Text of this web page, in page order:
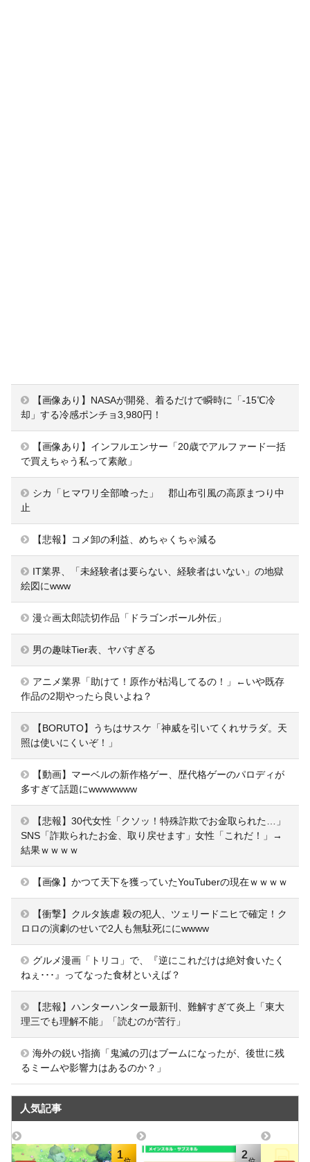
【画像あり】NASAが開発、着るだけで瞬時に「-15℃冷
却」する冷感ポンチョ3,980円！
【画像あり】インフルエンサー「20歳でアルファード一括
で買えちゃう私って素敵」
シカ「ヒマワリ全部喰った」 郡山布引風の高原まつり中
止
【悲報】コメ卸の利益、めちゃくちゃ減る
IT業界、「未経験者は要らない、経験者はいない」の地獄
絵図にwww
漫☆画太郎読切作品「ドラゴンボール外伝」
男の趣味Tier表、ヤバすぎる
アニメ業界「助けて！原作が枯渇してるの！」←いや既存
作品の2期やったら良いよね？
【BORUTO】うちはサスケ「神威を引いてくれサラダ。天
照は使いにくいぞ！」
【動画】マーベルの新作格ゲー、歴代格ゲーのパロディが
多すぎて話題にwwwwwww
【悲報】30代女性「クソッ！特殊詐欺でお金取られた…」
SNS「詐欺られたお金、取り戻せます」女性「これだ！」→
結果ｗｗｗｗ
【画像】かつて天下を獲っていたYouTuberの現在ｗｗｗｗ
【衝撃】クルタ族虐 殺の犯人、ツェリードニヒで確定！ク
ロロの演劇のせいで2人も無駄死ににwwww
グルメ漫画「トリコ」で、『逆にこれだけは絶対食いたく
ねぇ･･･』ってなった食材といえば？
【悲報】ハンターハンター最新刊、難解すぎて炎上「東大
理三でも理解不能」「読むのが苦行」
海外の鋭い指摘「鬼滅の刃はブームになったが、後世に残
るミームや影響力はあるのか？」
人気記事
1 2